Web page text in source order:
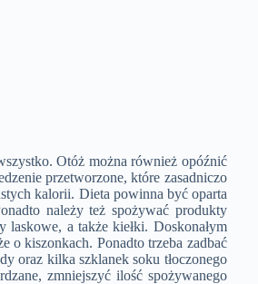
Otóż można również opóźnić
przetworzone, które zasadniczo
kalorii. Dieta powinna być oparta
należy też spożywać produkty
a także kiełki. Doskonałym
o kiszonkach. Ponadto trzeba zadbać
oraz kilka szklanek soku tłoczonego
zmniejszyć ilość spożywanego